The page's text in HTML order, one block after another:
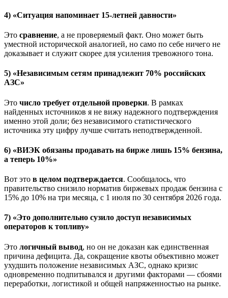
4) «Ситуация напоминает 15-летней давности»
Это сравнение, а не проверяемый факт. Оно может быть
уместной исторической аналогией, но само по себе ничего не
доказывает и служит скорее для усиления тревожного тона.
5) «Независимым сетям принадлежит 70% российских
АЗС»
Это число требует отдельной проверки. В рамках
найденных источников я не вижу надежного подтверждения
именно этой доли; без независимого статистического
источника эту цифру лучше считать неподтвержденной.
6) «ВИЭК обязаны продавать на бирже лишь 15% бензина,
а теперь 10%»
Вот это в целом подтверждается. Сообщалось, что
правительство снизило норматив биржевых продаж бензина с
15% до 10% на три месяца, с 1 июля по 30 сентября 2026 года.
7) «Это дополнительно сузило доступ независимых
операторов к топливу»
Это логичный вывод, но он не доказан как единственная
причина дефицита. Да, сокращение квоты объективно может
ухудшить положение независимых АЗС, однако кризис
одновременно подпитывался и другими факторами — сбоями
переработки, логистикой и общей напряженностью на рынке.